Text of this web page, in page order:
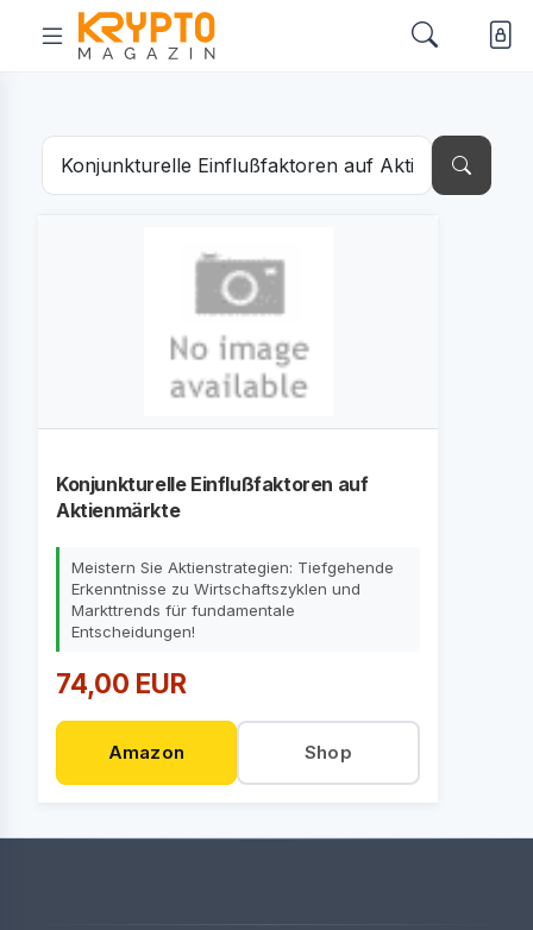
Konjunkturelle Einflußfaktoren auf
Aktienmärkte
Meistern Sie Aktienstrategien: Tiefgehende
Erkenntnisse zu Wirtschaftszyklen und
Markttrends für fundamentale
Entscheidungen!
74,00 EUR
Amazon Shop